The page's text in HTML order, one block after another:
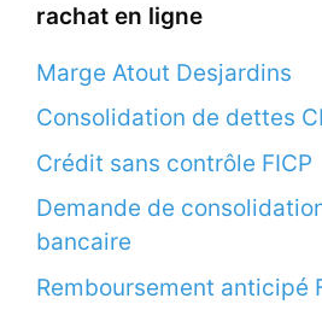
rachat en ligne
Marge Atout Desjardins
Consolidation de dettes
Crédit sans contrôle FICP
Demande de
bancaire
Remboursement anticipé